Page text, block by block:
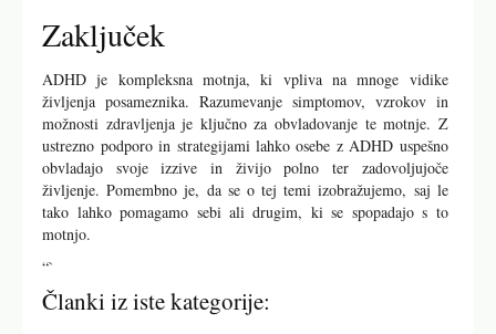
Zaključek
ADHD je kompleksna motnja, ki vpliva na mnoge vidike
življenja posameznika. Razumevanje simptomov, vzrokov in
možnosti zdravljenja je ključno za obvladovanje te motnje. Z
ustrezno podporo in strategijami lahko osebe z ADHD uspešno
obvladajo svoje izzive in živijo polno ter zadovoljujoče
življenje. Pomembno je, da se o tej temi izobražujemo, saj le
tako lahko pomagamo sebi ali drugim, ki se spopadajo s to
motnjo.
“`
Članki iz iste kategorije: